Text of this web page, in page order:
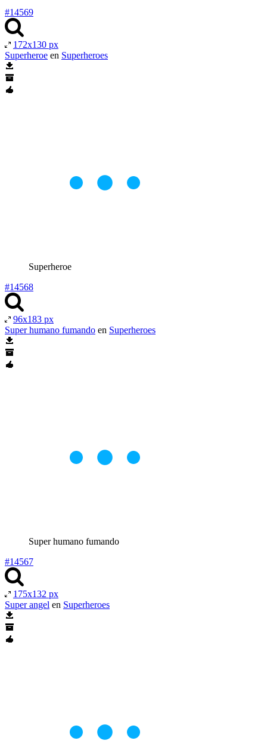
#14569
172x130 px
Superheroe en Superheroes
Superheroe
#14568
96x183 px
Super humano fumando en Superheroes
Super humano fumando
#14567
175x132 px
Super angel en Superheroes